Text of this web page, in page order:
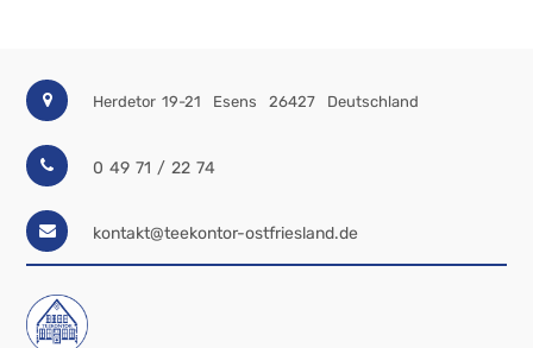
Herdetor 19-21 Esens 26427 Deutschland
0 49 71 / 22 74
kontakt@teekontor-ostfriesland.de